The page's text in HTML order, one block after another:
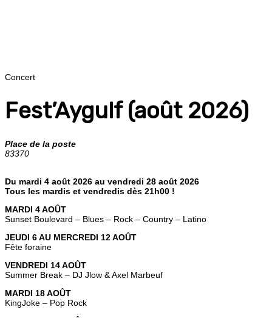
Concert
Fest’Aygulf (août 2026)
Place de la poste
83370
Du mardi 4 août 2026 au vendredi 28 août 2026
Tous les mardis et vendredis dès 21h00 !
MARDI 4 AOÛT
Sunset Boulevard – Blues – Rock – Country – Latino
JEUDI 6 AU MERCREDI 12 AOÛT
Fête foraine
VENDREDI 14 AOÛT
Summer Break – DJ Jlow & Axel Marbeuf
MARDI 18 AOÛT
KingJoke – Pop Rock